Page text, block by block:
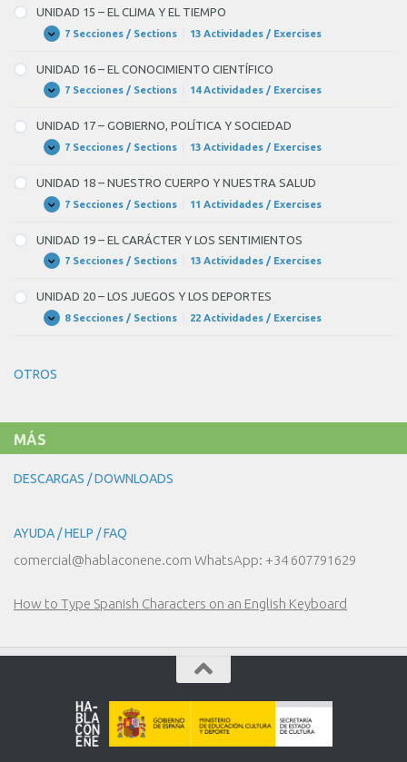
TECNOLOGÍAS
–
NUESTRO
PLANETA,
LA
UNIDAD 15 – EL CLIMA Y EL TIEMPO
Expandir
UNIDAD
–
EL
CLIMA
TIEMPO
7 Secciones / Sections 13 Actividades / Exercises
UNIDAD 16 – EL CONOCIMIENTO CIENTÍFICO
Expandir
UNIDAD
–
EL
CONOCIMIENTO
CIENTÍFICO
7 Secciones / Sections 14 Actividades / Exercises
UNIDAD 17 – GOBIERNO, POLÍTICA Y SOCIEDAD
Expandir
UNIDAD
–
GOBIERNO,
POLÍTICA
Y
7 Secciones / Sections 13 Actividades / Exercises
UNIDAD 18 – NUESTRO CUERPO Y NUESTRA SALUD
Expandir
UNIDAD
–
NUESTRO
CUERPO
Y
SALUD
7 Secciones / Sections 11 Actividades / Exercises
UNIDAD 19 – EL CARÁCTER Y LOS SENTIMIENTOS
Expandir
UNIDAD
–
EL
CARÁCTER
Y
7 Secciones / Sections 13 Actividades / Exercises
UNIDAD 20 – LOS JUEGOS Y LOS DEPORTES
Expandir
UNIDAD
JUEGOS
8 Secciones / Sections 22 Actividades / Exercises
OTROS
MÁS
DESCARGAS / DOWNLOADS
AYUDA / HELP / FAQ
comercial@hablaconene.com WhatsApp: +34 607791629
How to Type Spanish Characters on an English Keyboard